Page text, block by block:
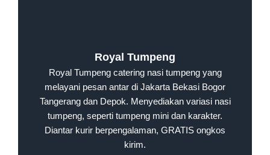
Royal Tumpeng
Royal Tumpeng catering nasi tumpeng yang
melayani pesan antar di Jakarta Bekasi Bogor
Tangerang dan Depok. Menyediakan variasi nasi
tumpeng, seperti tumpeng mini dan karakter.
Diantar kurir berpengalaman, GRATIS ongkos
kirim.